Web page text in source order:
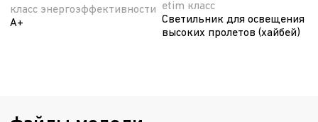
класс энергоэффективности
A+
etim класс
Светильник для освещения
высоких пролетов (хайбей)